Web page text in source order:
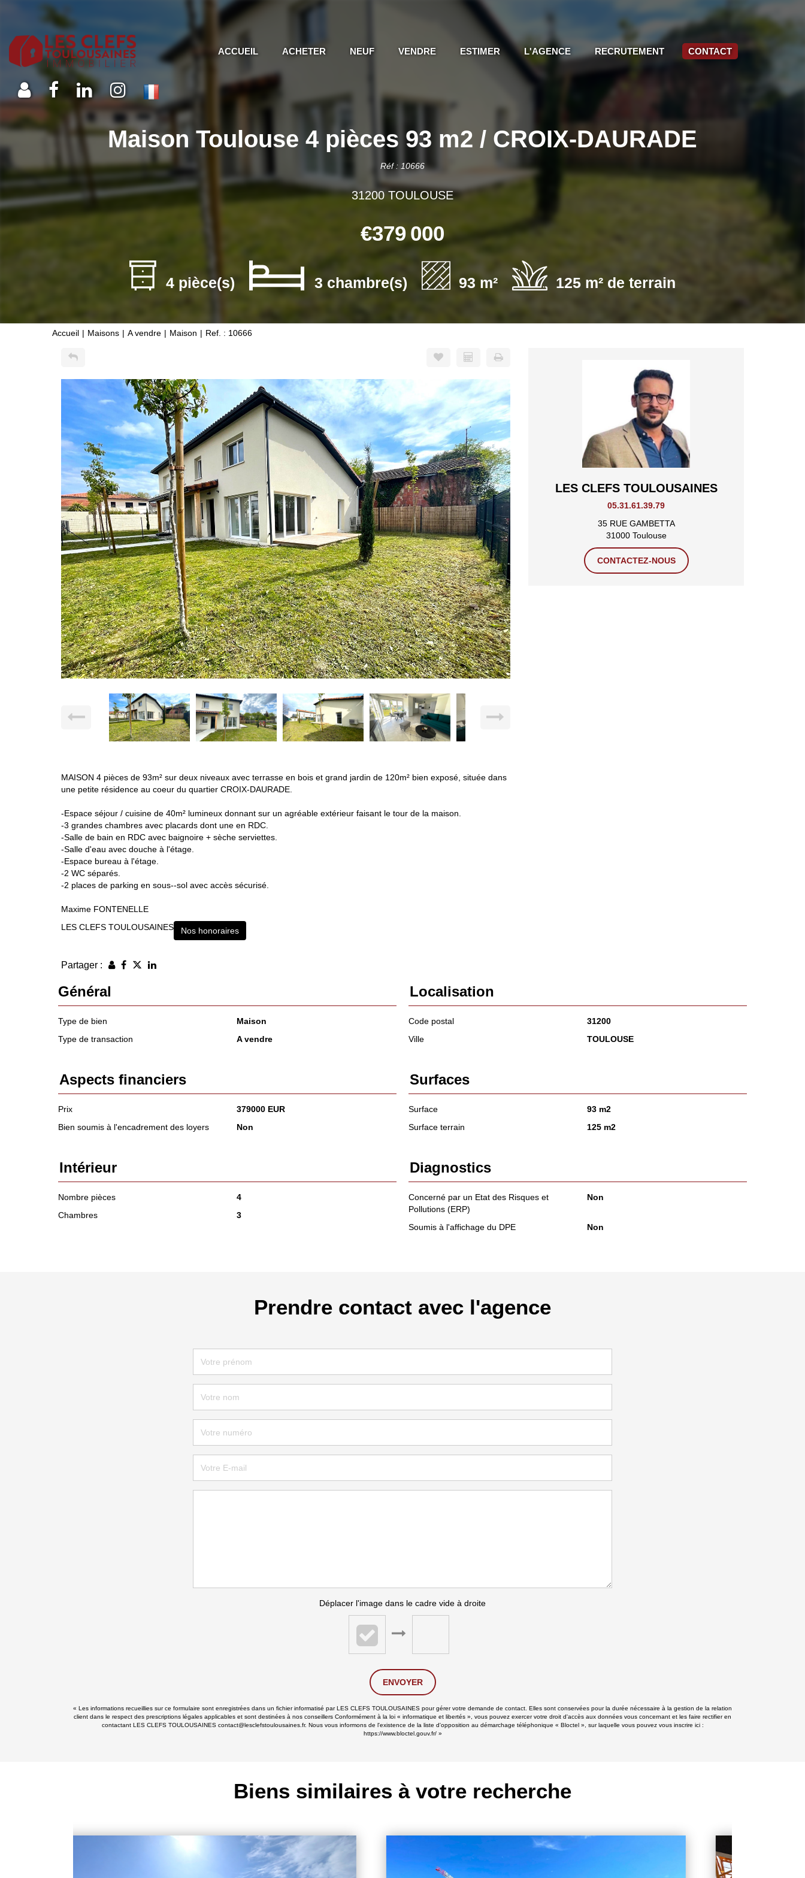
ACCUEIL ACHETER NEUF VENDRE ESTIMER L'AGENCE RECRUTEMENT CONTACT
Maison Toulouse 4 pièces 93 m2 / CROIX-DAURADE
Réf : 10666
31200 TOULOUSE
€379 000
4 pièce(s) 3 chambre(s) 93 m² 125 m² de terrain
Accueil Maisons A vendre Maison Ref. : 10666
MAISON 4 pièces de 93m² sur deux niveaux avec terrasse en bois et grand jardin de 120m² bien exposé, située dans
une petite résidence au coeur du quartier CROIX-DAURADE.
-Espace séjour / cuisine de 40m² lumineux donnant sur un agréable extérieur faisant le tour de la maison.
-3 grandes chambres avec placards dont une en RDC.
-Salle de bain en RDC avec baignoire + sèche serviettes.
-Salle d'eau avec douche à l'étage.
-Espace bureau à l'étage.
-2 WC séparés.
-2 places de parking en sous--sol avec accès sécurisé.
Maxime FONTENELLE
LES CLEFS TOULOUSAINES
Nos honoraires
Partager :
LES CLEFS TOULOUSAINES
05.31.61.39.79
35 RUE GAMBETTA
31000 Toulouse
CONTACTEZ-NOUS
Général
Type de bien
Maison
Type de transaction
A vendre
Localisation
Code postal
31200
Ville
TOULOUSE
Aspects financiers
Prix
379000 EUR
Bien soumis à l'encadrement des loyers
Non
Surfaces
Surface
93 m2
Surface terrain
125 m2
Intérieur
Nombre pièces
4
Chambres
3
Diagnostics
Concerné par un Etat des Risques et
Pollutions (ERP)
Non
Soumis à l'affichage du DPE Non
Prendre contact avec l'agence
Déplacer l'image dans le cadre vide à droite
ENVOYER
« Les informations recueillies sur ce formulaire sont enregistrées dans un fichier informatisé par LES CLEFS TOULOUSAINES pour gérer votre demande de contact. Elles sont conservées pour la durée nécessaire à la gestion de la relation
client dans le respect des prescriptions légales applicables et sont destinées à nos conseillers Conformément à la loi « informatique et libertés », vous pouvez exercer votre droit d'accès aux données vous concernant et les faire rectifier en
contactant LES CLEFS TOULOUSAINES contact@lesclefstoulousaines.fr. Nous vous informons de l'existence de la liste d'opposition au démarchage téléphonique « Bloctel », sur laquelle vous pouvez vous inscrire ici :
https://www.bloctel.gouv.fr/»
Biens similaires à votre recherche